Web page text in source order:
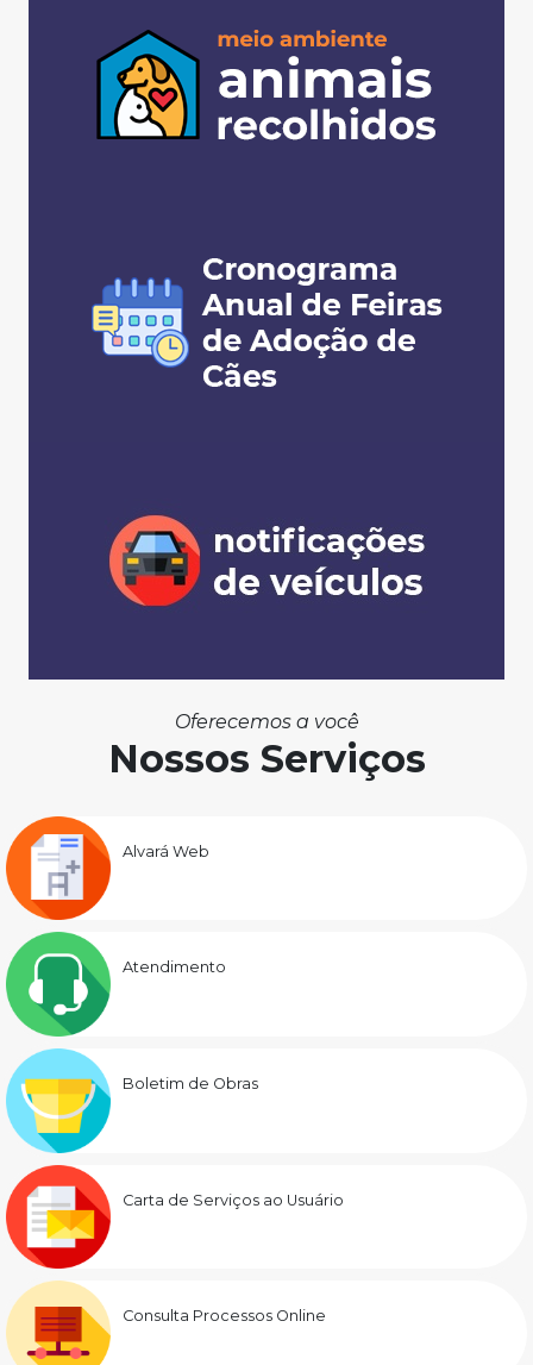
Oferecemos a você
Nossos Serviços
Alvará Web
Atendimento
Boletim de Obras
Carta de Serviços ao Usuário
Consulta Processos Online